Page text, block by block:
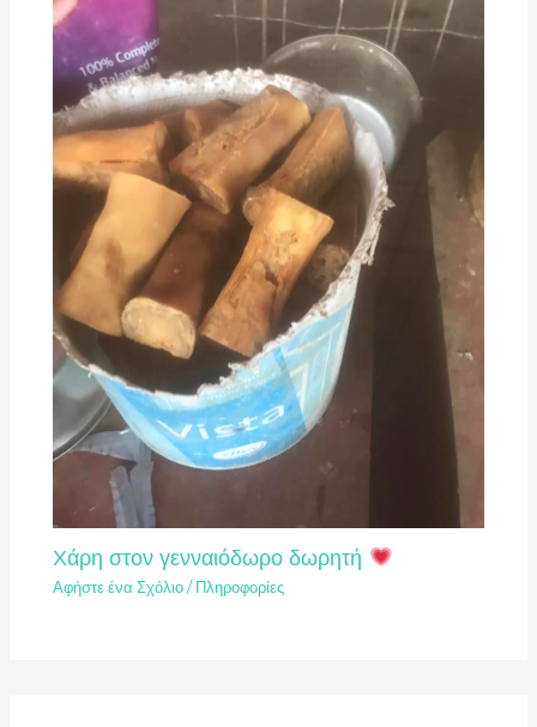
Χάρη στον γενναιόδωρο δωρητή
Αφήστε ένα Σχόλιο / Πληροφορίες